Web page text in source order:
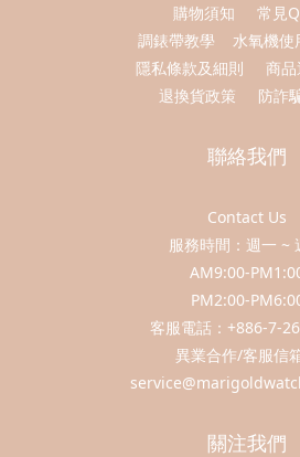
購物須知
常見
調錶帶教學
水氧機使
隱私條款及細則
商
退換貨政策
防詐
聯絡我們
Contact Us
服務時間：週一 ~
AM9:00-
PM2:00-
客服電話：+886-7-
異業合作/客服信
關注我們